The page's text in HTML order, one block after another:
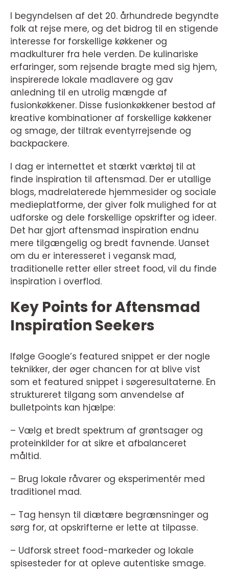
I begyndelsen af det 20. århundrede begyndte
folk at rejse mere, og det bidrog til en stigende
interesse for forskellige køkkener og
madkulturer fra hele verden. De kulinariske
erfaringer, som rejsende bragte med sig hjem,
inspirerede lokale madlavere og gav
anledning til en utrolig mængde af
fusionkøkkener. Disse fusionkøkkener bestod af
kreative kombinationer af forskellige køkkener
og smage, der tiltrak eventyrrejsende og
backpackere.
I dag er internettet et stærkt værktøj til at
finde inspiration til aftensmad. Der er utallige
blogs, madrelaterede hjemmesider og sociale
medieplatforme, der giver folk mulighed for at
udforske og dele forskellige opskrifter og ideer.
Det har gjort aftensmad inspiration endnu
mere tilgængelig og bredt favnende. Uanset
om du er interesseret i vegansk mad,
traditionelle retter eller street food, vil du finde
inspiration i overflod.
Key Points for Aftensmad
Inspiration Seekers
Ifølge Google’s featured snippet er der nogle
teknikker, der øger chancen for at blive vist
som et featured snippet i søgeresultaterne. En
struktureret tilgang som anvendelse af
bulletpoints kan hjælpe:
– Vælg et bredt spektrum af grøntsager og
proteinkilder for at sikre et afbalanceret
måltid.
– Brug lokale råvarer og eksperimentér med
traditionel mad.
– Tag hensyn til diætære begrænsninger og
sørg for, at opskrifterne er lette at tilpasse.
– Udforsk street food-markeder og lokale
spisesteder for at opleve autentiske smage.